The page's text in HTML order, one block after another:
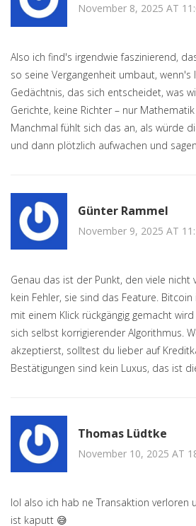
November 8, 2025 AT
Also ich find's irgendwie faszinierend,
so seine Vergangenheit umbaut, wenn's
Gedächtnis, das sich entscheidet, was
Gerichte, keine Richter – nur
Manchmal fühlt sich das an, als würde
und dann plötzlich aufwachen und
Günter Rammel
November 9, 2025 AT
Genau das ist der Punkt, den viele nicht
kein Fehler, sie sind das Feature.
mit einem Klick rückgängig gemacht
sich selbst korrigierender Algorithmus.
akzeptierst, solltest du lieber auf
Bestätigungen sind kein Luxus, das ist
Thomas Lüdtke
November 10, 2025 AT
lol also ich hab ne Transaktion verloren
ist kaputt 😅